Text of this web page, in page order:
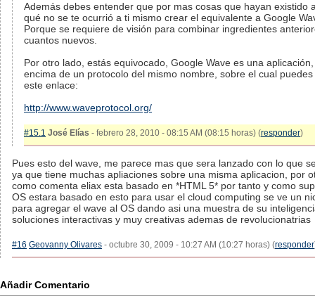
Además debes entender que por mas cosas que hayan existido
qué no se te ocurrió a ti mismo crear el equivalente a Google
Porque se requiere de visión para combinar ingredientes
cuantos nuevos.
Por otro lado, estás equivocado, Google Wave es una
encima de un protocolo del mismo nombre, sobre el cual
este enlace:
http://www.waveprotocol.org/
#15.1 José Elías - febrero 28, 2010 - 08:15 AM (08:15 horas) (responder)
Pues esto del wave, me parece mas que sera lanzado con lo que
ya que tiene muchas apliaciones sobre una misma aplicacion, por
como comenta eliax esta basado en *HTML 5* por tanto y como
OS estara basado en esto para usar el cloud computing se ve un
para agregar el wave al OS dando asi una muestra de su
soluciones interactivas y muy creativas ademas de revolucionatrias
#16 Geovanny Olivares - octubre 30, 2009 - 10:27 AM (10:27 horas) (responder
Añadir Comentario